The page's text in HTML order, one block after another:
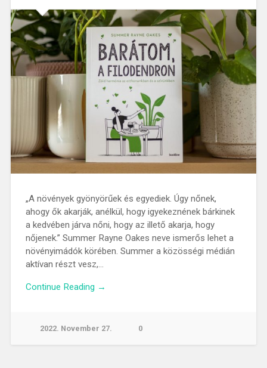
„A növények gyönyörűek és egyediek. Úgy nőnek,
ahogy ők akarják, anélkül, hogy igyekeznének bárkinek
a kedvében járva nőni, hogy az illető akarja, hogy
nőjenek.” Summer Rayne Oakes neve ismerős lehet a
növényimádók körében. Summer a közösségi médián
aktívan részt vesz,…
Continue Reading →
2022. November 27. 0